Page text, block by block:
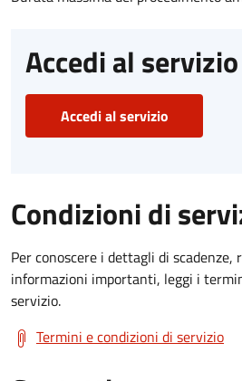
Accedi al servizio
Accedi al servizio
Condizioni di
Per conoscere i dettagli di
informazioni importanti, leggi i
servizio.
Termini e condizioni di servizio